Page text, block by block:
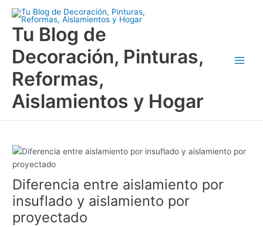
contenido
Tu Blog de
Decoración, Pinturas,
Reformas,
Aislamientos y Hogar
Diferencia entre aislamiento por
insuflado y aislamiento por
proyectado